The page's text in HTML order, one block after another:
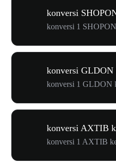
konversi
konversi 1
konversi GLDON
konversi 1 GLDON
konversi AXTIB
konversi 1 AXTIB